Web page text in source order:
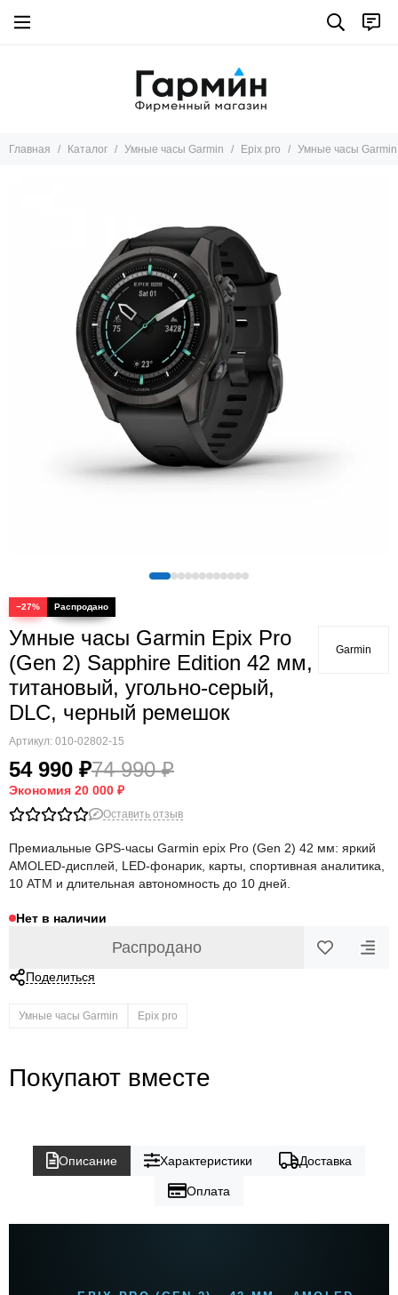
Forerunner
Главная Каталог Умные часы Garmin Epix pro Умные часы
−27%
Умные часы Garmin Epix Pro
(Gen 2) Sapphire Edition 42 мм,
титановый, угольно-серый,
DLC, черный ремешок
Артикул: 010-02802-15
54 990 ₽74 990 ₽
Экономия 20 000 ₽
Garmin
Оставить отзыв
Премиальные GPS-часы Garmin epix Pro (Gen 2) 42 мм: яркий
AMOLED-дисплей, LED-фонарик, карты, спортивная аналитика,
10 ATM и длительная автономность до 10 дней.
Нет в наличии
Распродано
Поделиться
Умные часы Garmin Epix pro
Покупают вместе
Описание Характеристики Доставка
Оплата